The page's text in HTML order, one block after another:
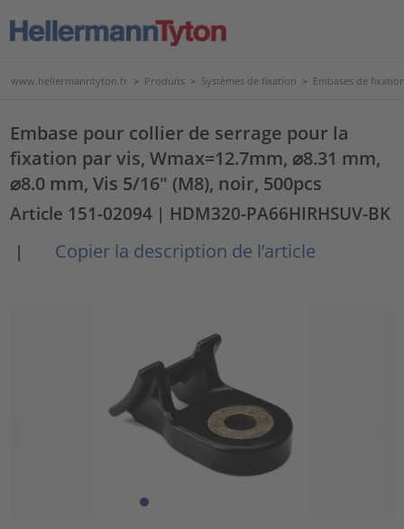
www.hellermanntyton.fr > Produits > Systèmes de fixation > Embases de
Embase pour collier de serrage pour la
fixation par vis, Wmax=12.7mm, ⌀8.31 mm,
⌀8.0 mm, Vis 5/16" (M8), noir, 500pcs
Article 151-02094 | HDM320-PA66HIRHSUV-BK
|
Copier la description de l’article